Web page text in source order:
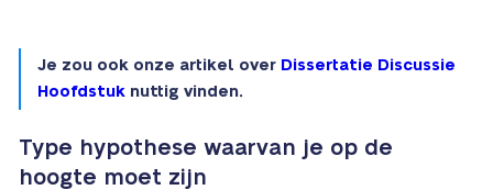
Je zou ook onze artikel over Dissertatie Discussie
Hoofdstuk nuttig vinden.
Type hypothese waarvan je op de
hoogte moet zijn